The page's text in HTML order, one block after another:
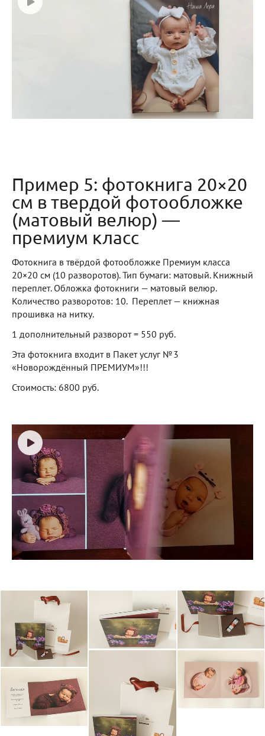
Пример 5: фотокнига 20×20
см в твердой фотообложке
(матовый велюр) —
премиум класс
Фотокнига в твёрдой фотообложке Премиум класса
20×20 см (10 разворотов). Тип бумаги: матовый. Книжный
переплет. Обложка фотокниги — матовый велюр.
Количество разворотов: 10. Переплет — книжная
прошивка на нитку.
1 дополнительный разворот = 550 руб.
Эта фотокнига входит в Пакет услуг № 3
«Новорождённый ПРЕМИУМ»!!!
Стоимость: 6800 руб.